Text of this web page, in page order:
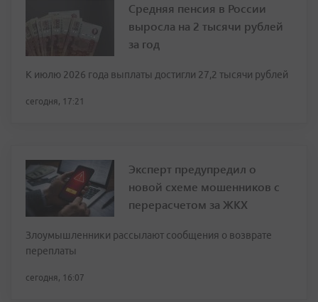
Средняя пенсия в России
выросла на 2 тысячи рублей
за год
К июлю 2026 года выплаты достигли 27,2 тысячи рублей
сегодня, 17:21
Эксперт предупредил о
новой схеме мошенников с
перерасчетом за ЖКХ
Злоумышленники рассылают сообщения о возврате
переплаты
сегодня, 16:07